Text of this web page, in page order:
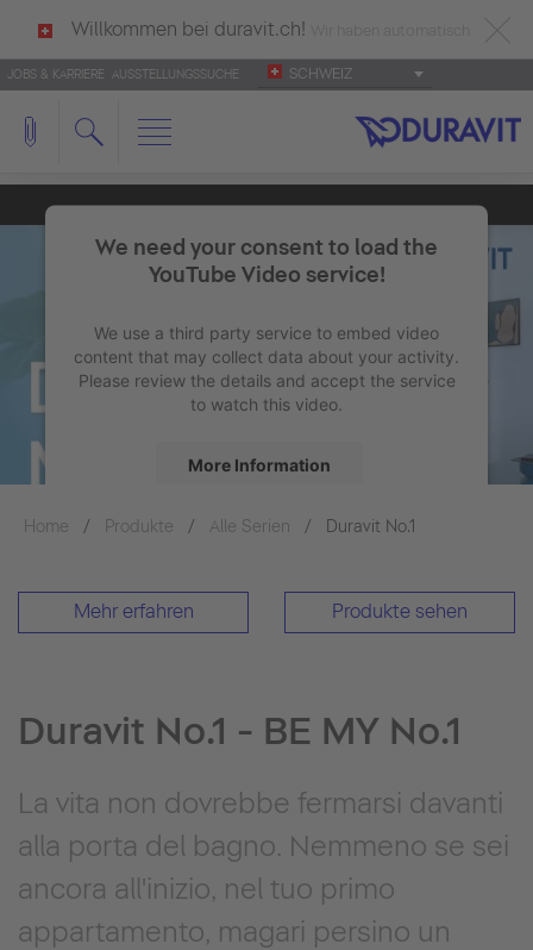
Willkommen bei duravit.ch!
deutsch als Ihre Sprache erkannt.
Français Italiano
JOBS & KARRIERE AUSSTELLUNGSSUCHE SCHWEIZ
We need your consent to load the
YouTube Video service!
We use a third party service to embed video
content that may collect data about your activity.
Please review the details and accept the service
to watch this video.
More Information
Accept
Home Produkte Alle Serien Duravit No.1
Mehr erfahren Produkte sehen
Duravit No.1 - BE MY No.1
La vita non dovrebbe fermarsi davanti
alla porta del bagno. Nemmeno se sei
ancora all'inizio, nel tuo primo
appartamento, magari persino un